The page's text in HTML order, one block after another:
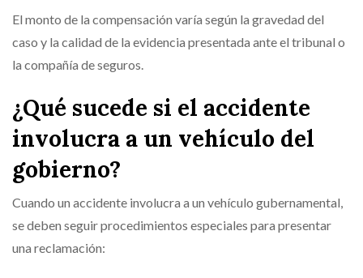
El monto de la compensación varía según la gravedad del
caso y la calidad de la evidencia presentada ante el tribunal o
la compañía de seguros.
¿Qué sucede si el accidente
involucra a un vehículo del
gobierno?
Cuando un accidente involucra a un vehículo gubernamental,
se deben seguir procedimientos especiales para presentar
una reclamación: